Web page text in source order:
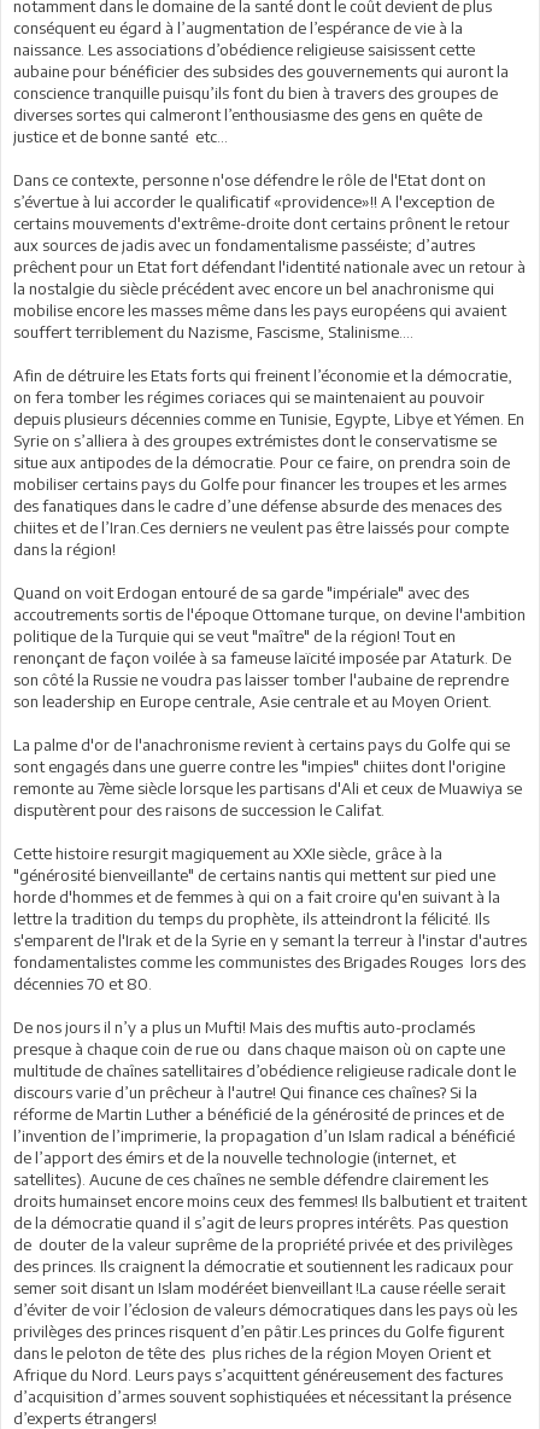
notamment dans le domaine de la santé dont le coût devient de plus
conséquent eu égard à l’augmentation de l’espérance de vie à la
naissance. Les associations d’obédience religieuse saisissent cette
aubaine pour bénéficier des subsides des gouvernements qui auront la
conscience tranquille puisqu’ils font du bien à travers des groupes de
diverses sortes qui calmeront l’enthousiasme des gens en quête de
justice et de bonne santé etc…
Dans ce contexte, personne n'ose défendre le rôle de l'Etat dont on
s’évertue à lui accorder le qualificatif «providence»!! A l'exception de
certains mouvements d'extrême-droite dont certains prônent le retour
aux sources de jadis avec un fondamentalisme passéiste; d’autres
prêchent pour un Etat fort défendant l'identité nationale avec un retour à
la nostalgie du siècle précédent avec encore un bel anachronisme qui
mobilise encore les masses même dans les pays européens qui avaient
souffert terriblement du Nazisme, Fascisme, Stalinisme....
Afin de détruire les Etats forts qui freinent l’économie et la démocratie,
on fera tomber les régimes coriaces qui se maintenaient au pouvoir
depuis plusieurs décennies comme en Tunisie, Egypte, Libye et Yémen. En
Syrie on s’alliera à des groupes extrémistes dont le conservatisme se
situe aux antipodes de la démocratie. Pour ce faire, on prendra soin de
mobiliser certains pays du Golfe pour financer les troupes et les armes
des fanatiques dans le cadre d’une défense absurde des menaces des
chiites et de l’Iran.Ces derniers ne veulent pas être laissés pour compte
dans la région!
Quand on voit Erdogan entouré de sa garde "impériale" avec des
accoutrements sortis de l'époque Ottomane turque, on devine l'ambition
politique de la Turquie qui se veut "maître" de la région! Tout en
renonçant de façon voilée à sa fameuse laïcité imposée par Ataturk. De
son côté la Russie ne voudra pas laisser tomber l'aubaine de reprendre
son leadership en Europe centrale, Asie centrale et au Moyen Orient.
La palme d'or de l'anachronisme revient à certains pays du Golfe qui se
sont engagés dans une guerre contre les "impies" chiites dont l'origine
remonte au 7ème siècle lorsque les partisans d'Ali et ceux de Muawiya se
disputèrent pour des raisons de succession le Califat.
Cette histoire resurgit magiquement au XXIe siècle, grâce à la
"générosité bienveillante" de certains nantis qui mettent sur pied une
horde d'hommes et de femmes à qui on a fait croire qu'en suivant à la
lettre la tradition du temps du prophète, ils atteindront la félicité. Ils
s'emparent de l'Irak et de la Syrie en y semant la terreur à l'instar d'autres
fondamentalistes comme les communistes des Brigades Rouges lors des
décennies 70 et 80.
De nos jours il n’y a plus un Mufti! Mais des muftis auto-proclamés
presque à chaque coin de rue ou dans chaque maison où on capte une
multitude de chaînes satellitaires d’obédience religieuse radicale dont le
discours varie d’un prêcheur à l'autre! Qui finance ces chaînes? Si la
réforme de Martin Luther a bénéficié de la générosité de princes et de
l’invention de l’imprimerie, la propagation d’un Islam radical a bénéficié
de l’apport des émirs et de la nouvelle technologie (internet, et
satellites). Aucune de ces chaînes ne semble défendre clairement les
droits humainset encore moins ceux des femmes! Ils balbutient et traitent
de la démocratie quand il s’agit de leurs propres intérêts. Pas question
de douter de la valeur suprême de la propriété privée et des privilèges
des princes. Ils craignent la démocratie et soutiennent les radicaux pour
semer soit disant un Islam modéréet bienveillant !La cause réelle serait
d’éviter de voir l’éclosion de valeurs démocratiques dans les pays où les
privilèges des princes risquent d’en pâtir.Les princes du Golfe figurent
dans le peloton de tête des plus riches de la région Moyen Orient et
Afrique du Nord. Leurs pays s’acquittent généreusement des factures
d’acquisition d’armes souvent sophistiquées et nécessitant la présence
d’experts étrangers!